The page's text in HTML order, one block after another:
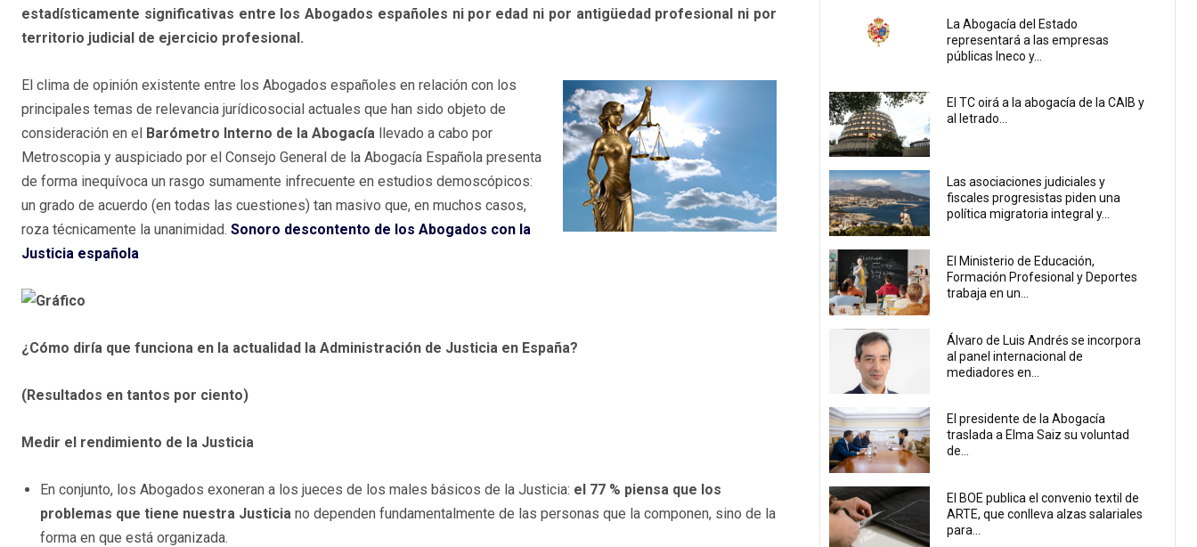
estadísticamente significativas entre los Abogados españoles ni por edad ni por antigüedad profesional ni por
territorio judicial de ejercicio profesional.
El clima de opinión existente entre los Abogados españoles en relación con los
principales temas de relevancia jurídicosocial actuales que han sido objeto de
consideración en el
Barómetro Interno de la Abogacía
llevado a cabo por
Metroscopia y auspiciado por el Consejo General de la Abogacía Española presenta
de forma inequívoca un rasgo sumamente infrecuente en estudios demoscópicos:
un grado de acuerdo (en todas las cuestiones) tan masivo que, en muchos casos,
roza técnicamente la unanimidad. Sonoro descontento de los Abogados con la
Justicia española
¿Cómo diría que funciona en la actualidad la Administración de Justicia en España?
(Resultados en tantos por ciento)
Medir el rendimiento de la Justicia
En conjunto, los Abogados exoneran a los jueces de los males básicos de la Justicia: el 77 % piensa que los
problemas que tiene nuestra Justicia no dependen fundamentalmente de las personas que la componen, sino de la
forma en que está organizada.
La Abogacía del Estado
representará a las empresas
públicas Ineco y...
El TC oirá a la abogacía de la CAIB y
al letrado...
Las asociaciones judiciales y
fiscales progresistas piden una
política migratoria integral y...
El Ministerio de Educación,
Formación Profesional y Deportes
trabaja en un...
Álvaro de Luis Andrés se incorpora
al panel internacional de
mediadores en...
El presidente de la Abogacía
traslada a Elma Saiz su voluntad
de...
El BOE publica el convenio textil de
ARTE, que conlleva alzas salariales
para...